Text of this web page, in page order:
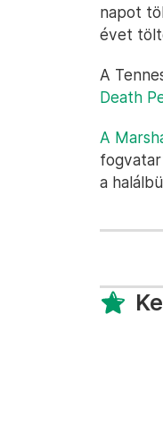
napot
évet
A
Death
A
a